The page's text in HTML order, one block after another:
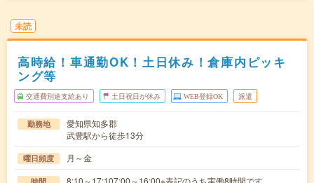
未読
高時給！車通勤OK！土日休み！倉庫内ピッキ
ング等
交通費別途支給あり 土日祝日が休み WEB登録OK 派遣
勤務地
愛知県知多郡
武豊駅から徒歩13分
曜日頻度 月～金
8:10～17:107:00～16:00※表記のうち実働8時間です。